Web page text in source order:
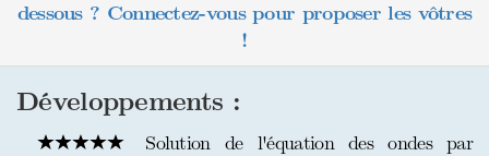
dessous ? Connectez-vous pour proposer les vôtres
!
Développements :
Solution de l'équation des ondes par